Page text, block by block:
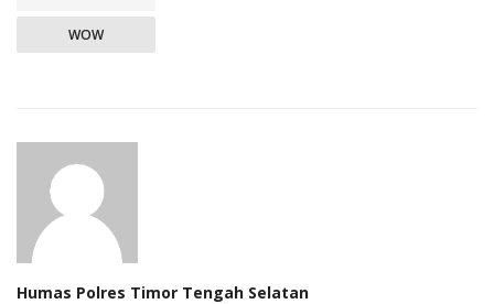
WOW
Humas Polres Timor Tengah Selatan